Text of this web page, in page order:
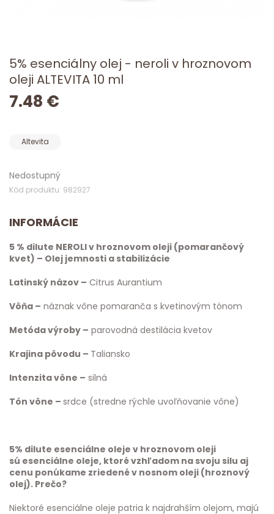
5% esenciálny olej - neroli v hroznovom
oleji ALTEVITA 10 ml
7.48 €
Altevita
Nedostupný
Kód produktu: 982927
INFORMÁCIE
5 % dilute NEROLI v hroznovom oleji (pomarančový
kvet) – Olej jemnosti a stabilizácie
Latinský názov – Citrus Aurantium
Vôňa – náznak vône pomaranča s kvetinovým tónom
Metóda výroby – parovodná destilácia kvetov
Krajina pôvodu – Taliansko
Intenzita vône – silná
Tón vône – srdce (stredne rýchle uvoľňovanie vône)
5% dilute esenciálne oleje v hroznovom oleji
sú esenciálne oleje, ktoré vzhľadom na svoju silu aj
cenu ponúkame zriedené v nosnom oleji (hroznový
olej). Prečo?
Niektoré esenciálne oleje patria k najdrahším olejom, majú